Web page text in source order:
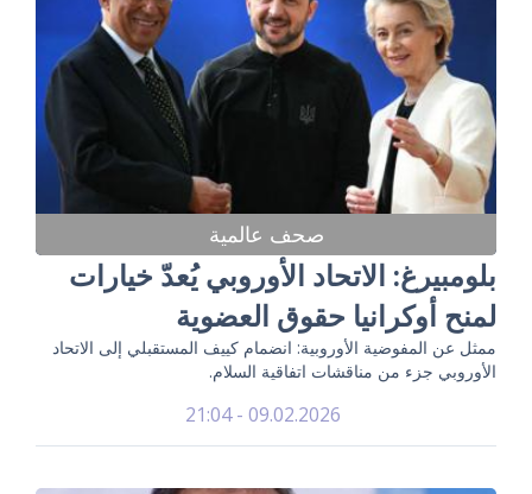
صحف عالمية
بلومبيرغ: الاتحاد الأوروبي يُعدّ خيارات
لمنح أوكرانيا حقوق العضوية
ممثل عن المفوضية الأوروبية: انضمام كييف المستقبلي إلى الاتحاد
الأوروبي جزء من مناقشات اتفاقية السلام.
09.02.2026 - 21:04